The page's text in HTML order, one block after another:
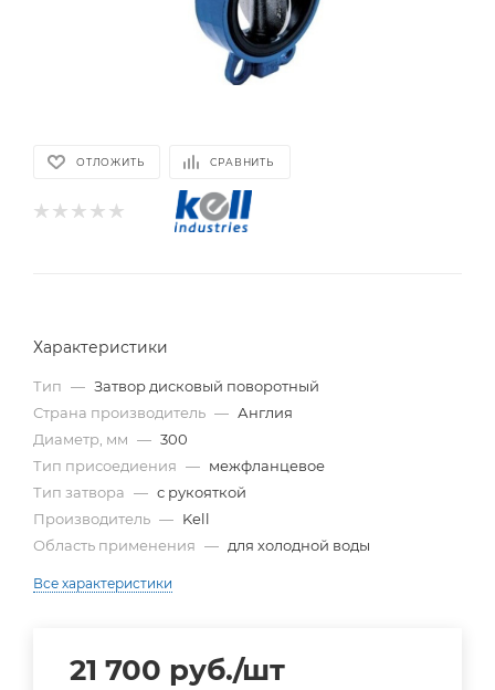
ОТЛОЖИТЬ СРАВНИТЬ
Характеристики
Тип — Затвор дисковый поворотный
Страна производитель — Англия
Диаметр, мм — 300
Тип присоедиения — межфланцевое
Тип затвора — с рукояткой
Производитель — Kell
Область применения — для холодной воды
Все характеристики
21 700 руб./шт